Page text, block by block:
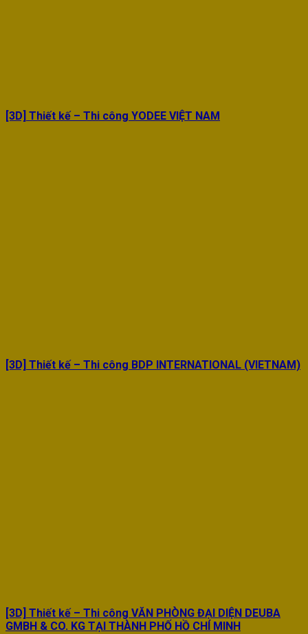
[3D] Thiết kế – Thi công YODEE VIỆT NAM
[3D] Thiết kế – Thi công BDP INTERNATIONAL (VIETNAM)
[3D] Thiết kế – Thi công VĂN PHÒNG ĐẠI DIỆN DEUBA
GMBH & CO. KG TẠI THÀNH PHỐ HỒ CHÍ MINH